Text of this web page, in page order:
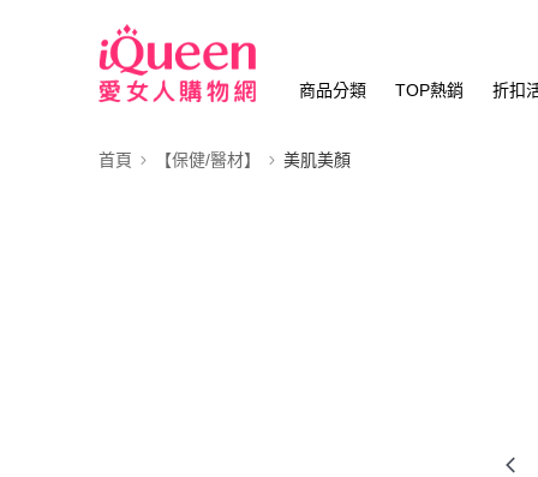
商品分類 TOP熱銷 折扣
首頁 【保健/醫材】 美肌美顏